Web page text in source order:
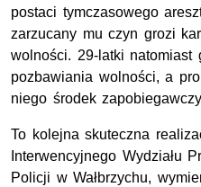
postaci tymczasowego
zarzucany mu czyn grozi
wolności. 29-latki
pozbawiania wolności, a
niego środek
To kolejna skuteczna
Interwencyjnego Wydziału
Policji w Wałbrzychu,